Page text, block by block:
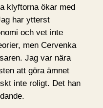
klyftorna ökar med
har ytterst
och vet inte
men Cervenka
Jag var nära
att göra ämnet
inte roligt. Det han